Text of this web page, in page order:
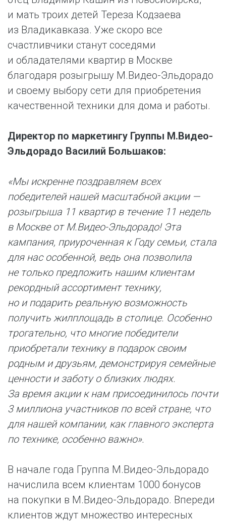
и мать троих детей Тереза Кодзаева
из Владикавказа. Уже скоро все
счастливчики станут соседями
и обладателями квартир в Москве
благодаря розыгрышу М.Видео-Эльдорадо
и своему выбору сети для приобретения
качественной техники для дома и работы.
Директор по маркетингу Группы М.Видео-
Эльдорадо Василий Большаков:
«Мы искренне поздравляем всех
победителей нашей масштабной акции —
розыгрыша 11 квартир в течение 11 недель
в Москве от М.Видео-Эльдорадо! Эта
кампания, приуроченная к Году семьи, стала
для нас особенной, ведь она позволила
не только предложить нашим клиентам
рекордный ассортимент технику,
но и подарить реальную возможность
получить жилплощадь в столице. Особенно
трогательно, что многие победители
приобретали технику в подарок своим
родным и друзьям, демонстрируя семейные
ценности и заботу о близких людях.
За время акции к нам присоединилось почти
3 миллиона участников по всей стране, что
для нашей компании, как главного эксперта
по технике, особенно важно».
В начале года Группа М.Видео-Эльдорадо
начислила всем клиентам 1000 бонусов
на покупки в М.Видео-Эльдорадо. Впереди
клиентов ждут множество интересных